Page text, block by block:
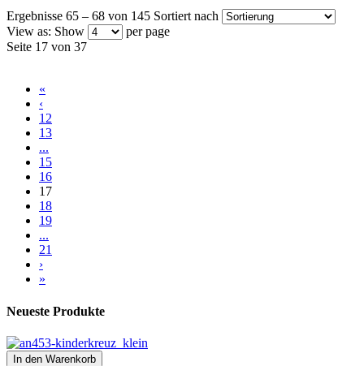
Ergebnisse 65 – 68 von 145 Sortiert nach
View as: Show
per page
Seite 17 von 37
«
‹
12
13
...
15
16
17
18
19
...
21
›
»
Neueste Produkte
In den Warenkorb